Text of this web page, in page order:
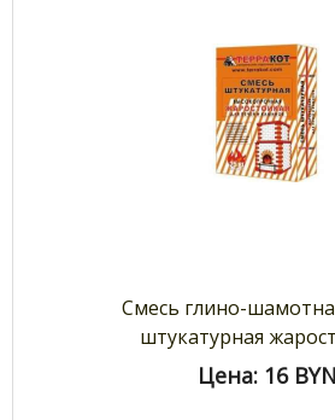
Смесь глино-
штукатурная
Цена: 16 BYN